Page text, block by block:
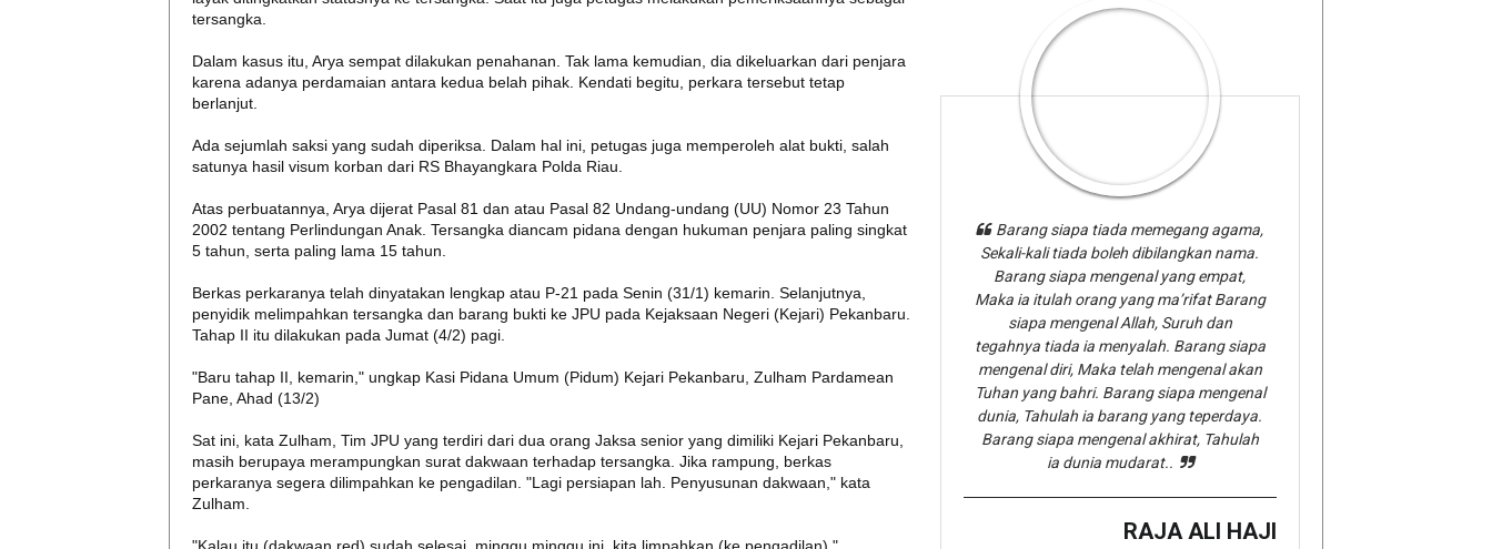
tersangka.
Dalam kasus itu, Arya sempat dilakukan penahanan. Tak lama kemudian, dia dikeluarkan dari penjara
karena adanya perdamaian antara kedua belah pihak. Kendati begitu, perkara tersebut tetap
berlanjut.
Ada sejumlah saksi yang sudah diperiksa. Dalam hal ini, petugas juga memperoleh alat bukti, salah
satunya hasil visum korban dari RS Bhayangkara Polda Riau.
Atas perbuatannya, Arya dijerat Pasal 81 dan atau Pasal 82 Undang-undang (UU) Nomor 23 Tahun
2002 tentang Perlindungan Anak. Tersangka diancam pidana dengan hukuman penjara paling singkat
5 tahun, serta paling lama 15 tahun.
Berkas perkaranya telah dinyatakan lengkap atau P-21 pada Senin (31/1) kemarin. Selanjutnya,
penyidik melimpahkan tersangka dan barang bukti ke JPU pada Kejaksaan Negeri (Kejari) Pekanbaru.
Tahap II itu dilakukan pada Jumat (4/2) pagi.
"Baru tahap II, kemarin," ungkap Kasi Pidana Umum (Pidum) Kejari Pekanbaru, Zulham Pardamean
Pane, Ahad (13/2)
Sat ini, kata Zulham, Tim JPU yang terdiri dari dua orang Jaksa senior yang dimiliki Kejari Pekanbaru,
masih berupaya merampungkan surat dakwaan terhadap tersangka. Jika rampung, berkas
perkaranya segera dilimpahkan ke pengadilan. "Lagi persiapan lah. Penyusunan dakwaan," kata
Zulham.
Barang siapa tiada memegang agama,
Sekali-kali tiada boleh dibilangkan nama.
Barang siapa mengenal yang empat,
Maka ia itulah orang yang ma’rifat Barang
siapa mengenal Allah, Suruh dan
tegahnya tiada ia menyalah. Barang siapa
mengenal diri, Maka telah mengenal akan
Tuhan yang bahri. Barang siapa mengenal
dunia, Tahulah ia barang yang teperdaya.
Barang siapa mengenal akhirat, Tahulah
ia dunia mudarat..
RAJA ALI HAJI